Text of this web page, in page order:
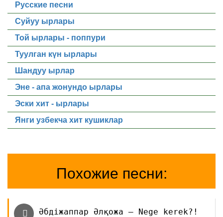
Русские песни
Суйуу ырлары
Той ырлары - поппури
Туулган күн ырлары
Шандуу ырлар
Эне - апа жонундо ырлары
Эски хит - ырлары
Янги узбекча хит кушиклар
Похожие песни:
Әбдіжаппар Әлқожа — Nege kerek?!